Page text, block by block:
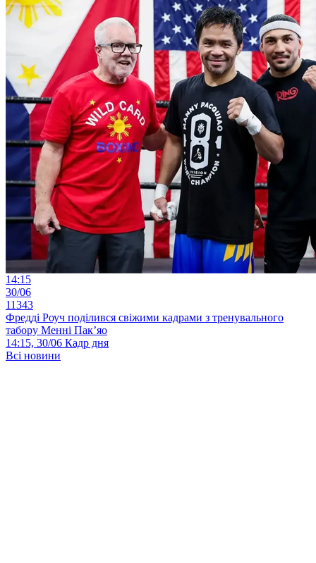
14:15
30/06
11343
Фредді Роуч поділився свіжими кадрами з тренувального
табору Менні Пак’яо
14:15, 30/06 Кадр дня
Всі новини